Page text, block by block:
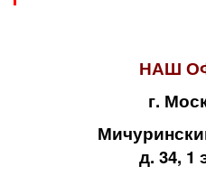
НАШ
г.
д. 34, 1